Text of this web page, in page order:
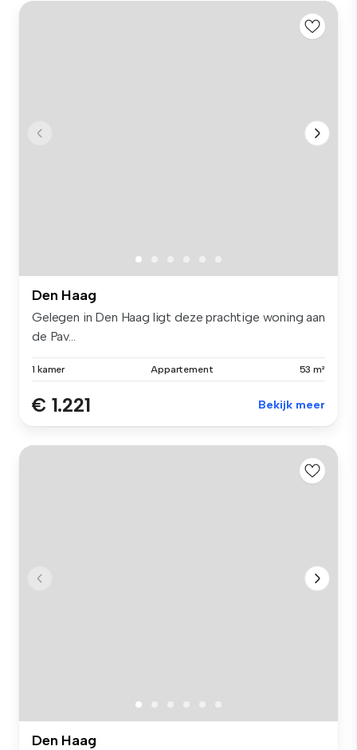
Den Haag
Gelegen in Den Haag ligt deze prachtige woning aan
de Pav...
1 kamer Appartement 53 m²
€ 1.221 Bekijk meer
Den Haag